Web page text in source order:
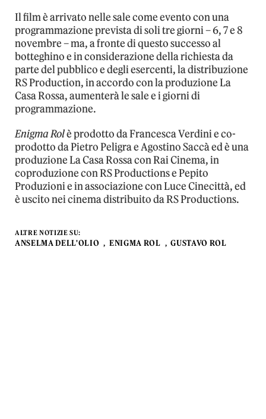
Il film è arrivato nelle sale come evento con una
programmazione prevista di soli tre giorni – 6, 7 e 8
novembre – ma, a fronte di questo successo al
botteghino e in considerazione della richiesta da
parte del pubblico e degli esercenti, la distribuzione
RS Production, in accordo con la produzione La
Casa Rossa, aumenterà le sale e i giorni di
programmazione.
Enigma Rolè prodotto da Francesca Verdini e co-
prodotto da Pietro Peligra e Agostino Saccà ed è una
produzione La Casa Rossa con Rai Cinema, in
coproduzione con RS Productions e Pepito
Produzioni e in associazione con Luce Cinecittà, ed
è uscito nei cinema distribuito da RS Productions.
ALTRE NOTIZIE SU:
ANSELMA DELL'OLIO ENIGMA ROL GUSTAVO ROL